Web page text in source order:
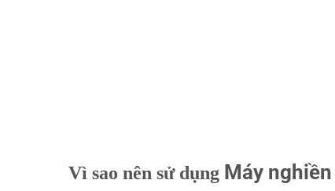
Vì sao nên sử dụng Máy nghiền